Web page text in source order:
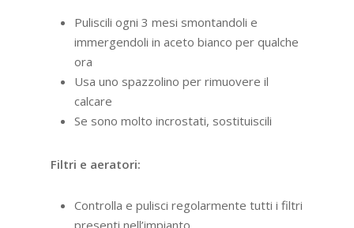
Puliscili ogni 3 mesi smontandoli e
immergendoli in aceto bianco per qualche
ora
Usa uno spazzolino per rimuovere il
calcare
Se sono molto incrostati, sostituiscili
Filtri e aeratori:
Controlla e pulisci regolarmente tutti i filtri